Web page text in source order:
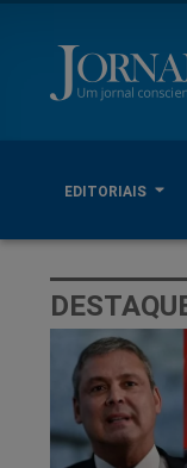
EDITORIAIS